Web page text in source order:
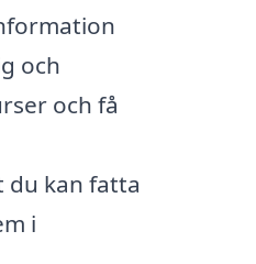
och
och få
du kan fatta
i